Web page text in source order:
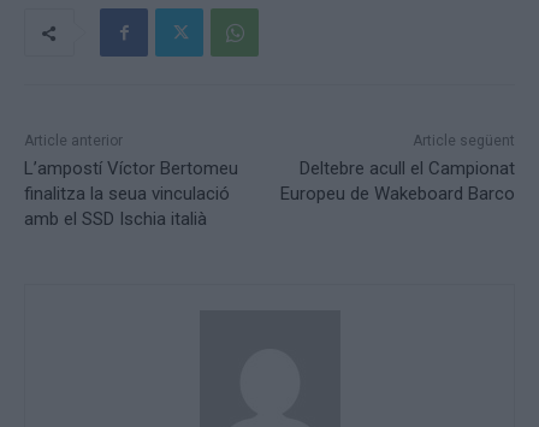
Article anterior
L’ampostí Víctor Bertomeu
finalitza la seua vinculació
amb el SSD Ischia italià
Article següent
Deltebre acull el Campionat
Europeu de Wakeboard Barco